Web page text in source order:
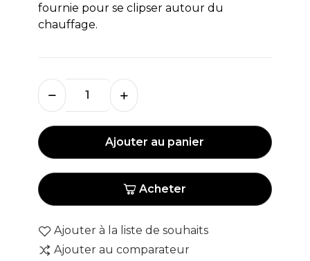
fournie pour se clipser autour du
chauffage.
Ajouter au panier
Acheter
Ajouter à la liste de souhaits
Ajouter au comparateur